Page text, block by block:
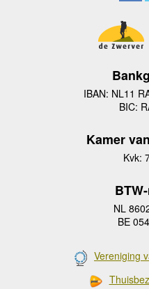
IBAN: NL11
BIC:
Kamer
Kvk:
NL
BE
Vereniging